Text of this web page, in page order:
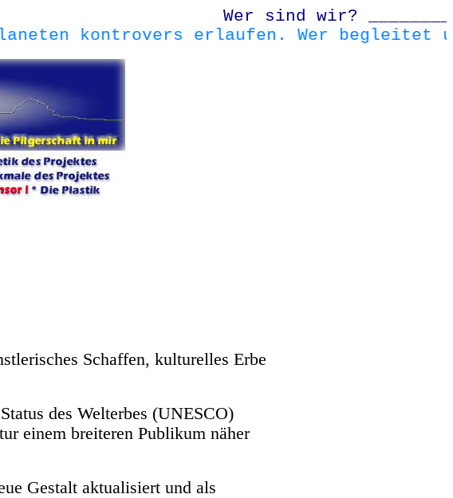
Wer sind wir?
Planeten kontrovers erlaufen. Wer
Schaffen, kulturelles Erbe
des Welterbes (UNESCO)
einem breiteren Publikum näher
Gestalt aktualisiert und als